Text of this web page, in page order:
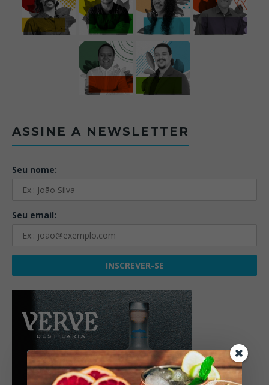
ASSINE A NEWSLETTER
Seu nome:
Seu email: